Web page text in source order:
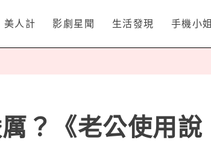
美人計 影劇星聞 生活發現 手機小姐
？《老公使用說